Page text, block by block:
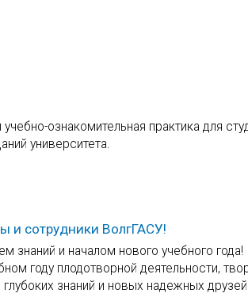
ознакомительная практика для
университета.
и сотрудники ВолгГАСУ!
знаний и началом нового учебного года!
году плодотворной деятельности,
знаний и новых надежных друзей!